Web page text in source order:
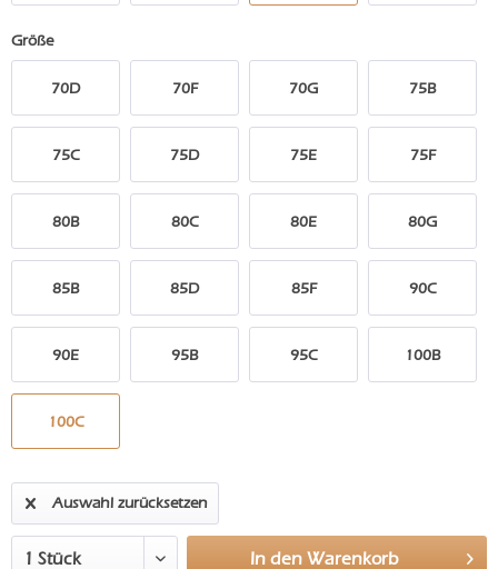
Größe
70D 70F 70G 75B
75C 75D 75E 75F
80B 80C 80E 80G
85B 85D 85F 90C
90E 95B 95C 100B
100C
Auswahl zurücksetzen
In den Warenkorb